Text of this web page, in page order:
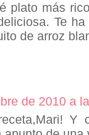
plato más
Te
de arroz
de 2010 a
Y